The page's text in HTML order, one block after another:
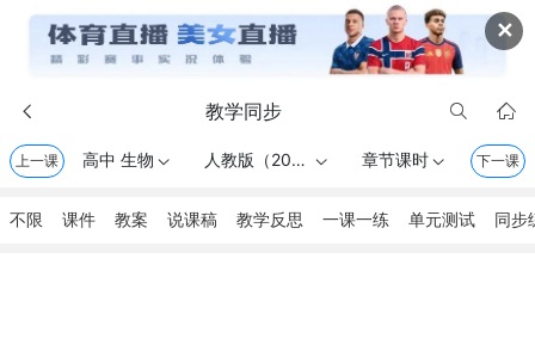
✕
 教学同步  
上一课 高中 生物  人教版（2019） . 必修1 分子与细胞  章节课时 下一课
不限 课件 教案 说课稿 教学反思 一课一练 单元测试 同步